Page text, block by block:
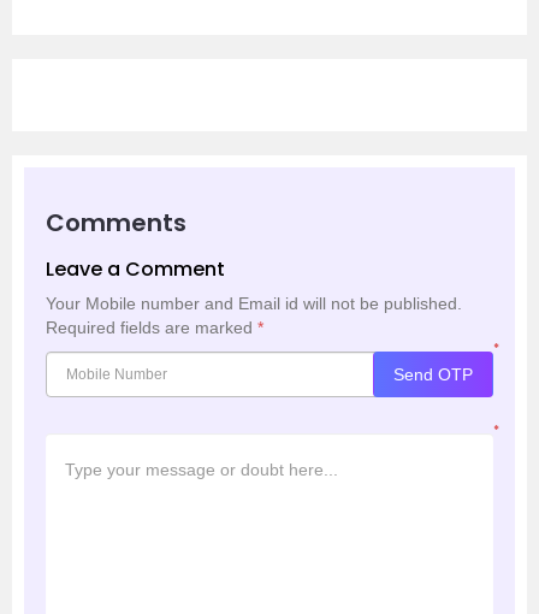
Comments
Leave a Comment
Your Mobile number and Email id will not be published.
Required fields are marked *
*
Send OTP
*